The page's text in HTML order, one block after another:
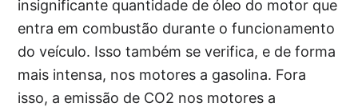
insignificante quantidade de óleo do motor que
entra em combustão durante o funcionamento
do veículo. Isso também se verifica, e de forma
mais intensa, nos motores a gasolina. Fora
isso, a emissão de CO2 nos motores a